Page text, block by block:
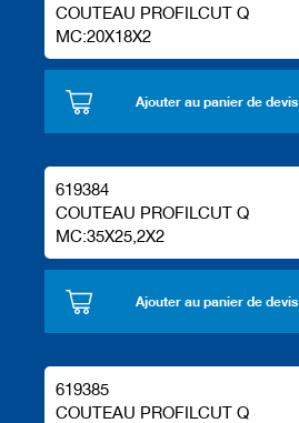
COUTEAU PROFILCUT Q
MC:20X18X2
Ajouter au panier de devis
619384
COUTEAU PROFILCUT Q
MC:35X25,2X2
Ajouter au panier de devis
619385
COUTEAU PROFILCUT Q